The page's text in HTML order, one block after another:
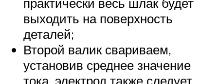
выходить на поверхность
деталей;
Второй валик свариваем,
установив среднее значение
тока, электрод также следует